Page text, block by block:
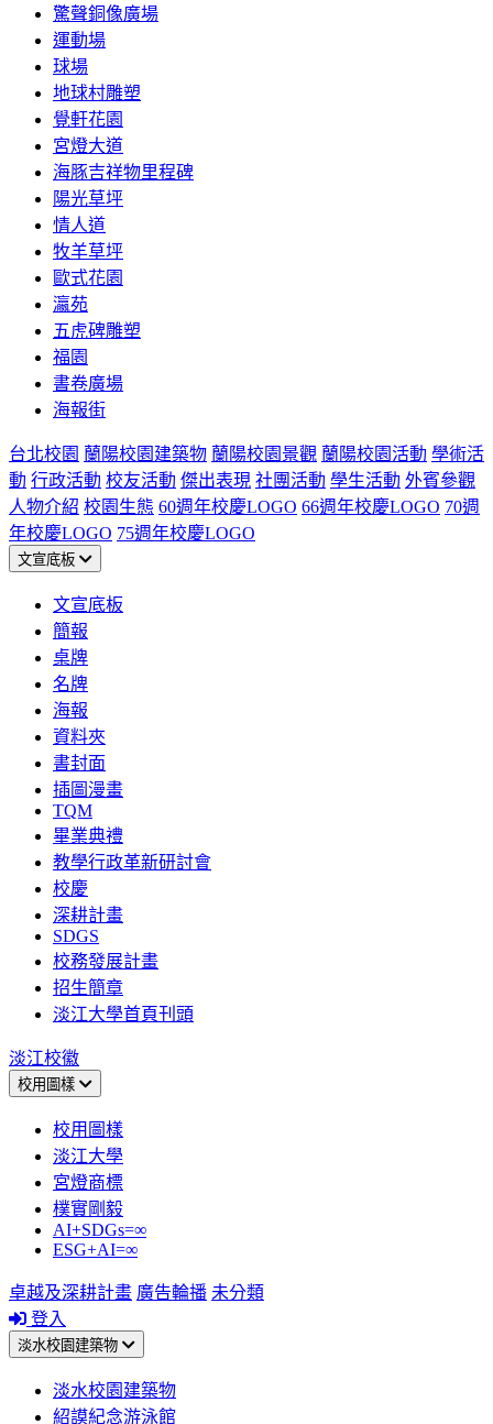
驚聲銅像廣場
運動場
球場
地球村雕塑
覺軒花園
宮燈大道
海豚吉祥物里程碑
陽光草坪
情人道
牧羊草坪
歐式花園
瀛苑
五虎碑雕塑
福園
書卷廣場
海報街
台北校園 蘭陽校園建築物 蘭陽校園景觀 蘭陽校園活動 學術活
動 行政活動 校友活動 傑出表現 社團活動 學生活動 外賓參觀
人物介紹 校園生態 60週年校慶LOGO 66週年校慶LOGO 70週
年校慶LOGO 75週年校慶LOGO
文宣底板
文宣底板
簡報
桌牌
名牌
海報
資料夾
書封面
插圖漫畫
TQM
畢業典禮
教學行政革新研討會
校慶
深耕計畫
SDGS
校務發展計畫
招生簡章
淡江大學首頁刊頭
淡江校徽
校用圖樣
校用圖樣
淡江大學
宮燈商標
樸實剛毅
AI+SDGs=∞
ESG+AI=∞
卓越及深耕計畫 廣告輪播 未分類
登入
淡水校園建築物
淡水校園建築物
紹謨紀念游泳館